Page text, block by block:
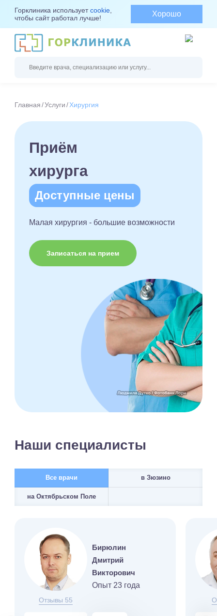
Горклиника используетcookie
чтобы сайт работал лучше!
Хорошо
Главная Услуги Хирургия
Приём
хирурга
Доступные цены
Малая хирургия - большие возможности
Записаться на прием
Наши специалисты
Все врачи в Зюзино
на Октябрьском Поле
Отзывы 55
Бирюлин
Дмитрий
Викторович
Опыт 23 года